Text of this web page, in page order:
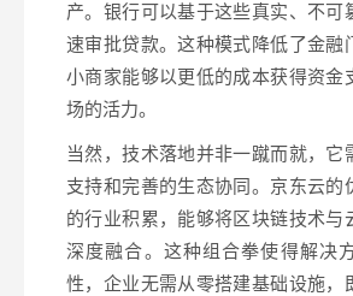
产。银行可以基于这些真实、不可
速审批贷款。这种模式降低了金融
小商家能够以更低的成本获得资金
场的活力。
当然，技术落地并非一蹴而就，它
支持和完善的生态协同。京东云的
的行业积累，能够将区块链技术与
深度融合。这种组合拳使得解决
性，企业无需从零搭建基础设施，